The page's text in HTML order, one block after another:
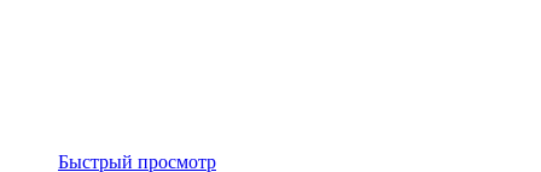
Быстрый просмотр